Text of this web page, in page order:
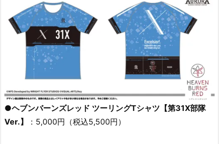
●ヘブンバーンズレッド ツーリングTシャツ【第31X部隊
Ver.】
：5,000円（税込5,500円）